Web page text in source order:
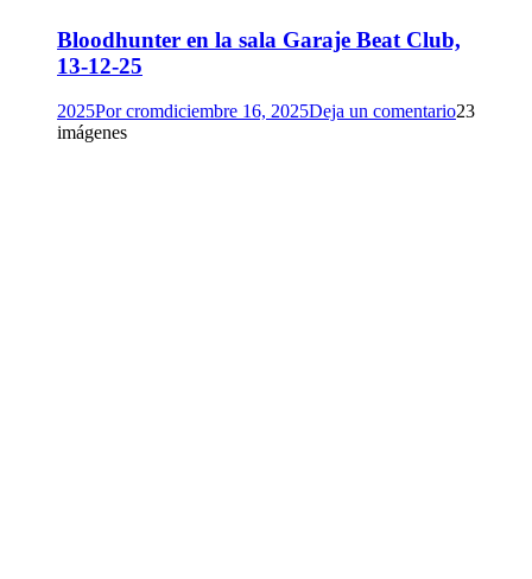
Bloodhunter en la sala Garaje Beat Club,
13-12-25
2025Porcromdiciembre 16, 2025Deja un comentario23
imágenes